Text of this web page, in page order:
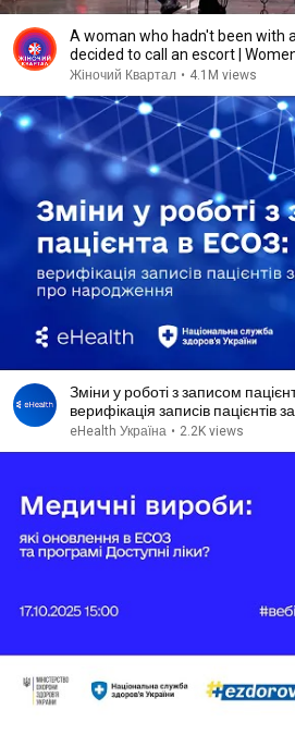
A woman who hadn't been with
decided to call an escort |
Жіночий Квартал • 4.1M views
Зміни у роботі з записом
верифікація записів пацієнтів
народження
eHealth Україна • 2.2K views